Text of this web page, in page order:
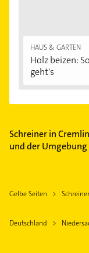
HAUS & GARTEN
Holz beizen: So
geht's
Schreiner in
und der Umgebung
Gelbe Seiten Schreiner
Deutschland